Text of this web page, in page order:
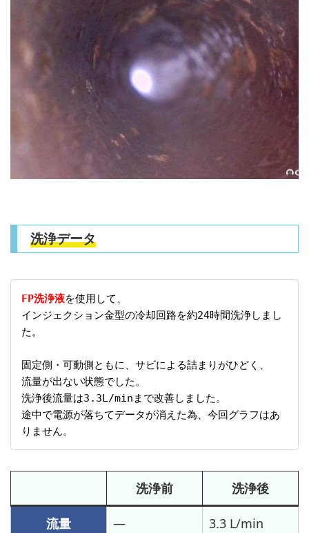
洗浄データ
FP洗浄液を使用して、
インジェクション金型の冷却回路を約24時間洗浄しまし
た。
固定側・可動側ともに、サビによる詰まりがひどく、
流量が出ない状態でした。
洗浄後流量は3.3L/minまで改善しました。
途中で電源が落ちてデータが消えた為、今回グラフはあ
りません。
洗浄前 洗浄後
流量 — 3.3 L/min